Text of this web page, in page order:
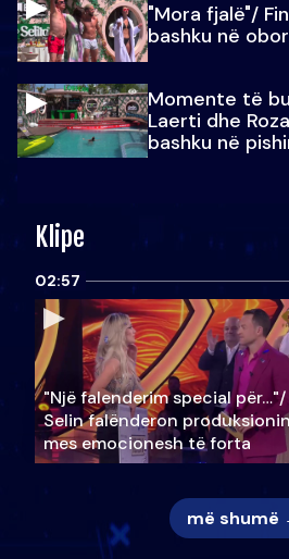
"Mora fjalë"/
bashku në
Momente të
Laerti dhe
bashku në
Klipe
02:57
"Një falenderim special për…"/
Selin falënderon
mes emocionesh të forta
më shumë